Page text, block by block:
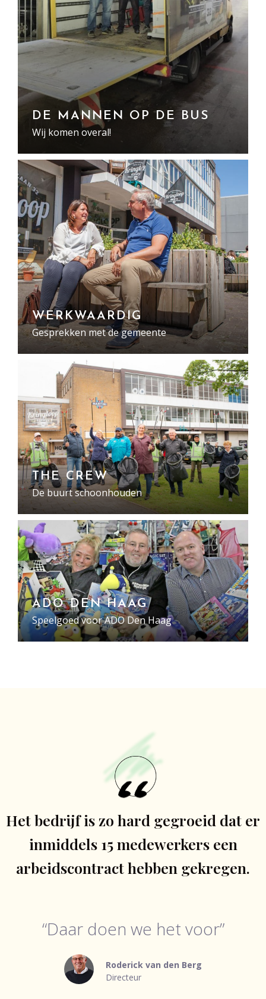
DE MANNEN OP DE BUS
Wij komen overal!
WERKWAARDIG
Gesprekken met de gemeente
THE CREW
De buurt schoonhouden
ADO DEN HAAG
Speelgoed voor ADO Den Haag
Het bedrijf is zo hard gegroeid dat er
inmiddels 15 medewerkers een
arbeidscontract hebben gekregen.
“Daar doen we het voor”
Roderick van den Berg
Directeur